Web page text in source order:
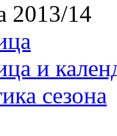
2013/14
и
сезона